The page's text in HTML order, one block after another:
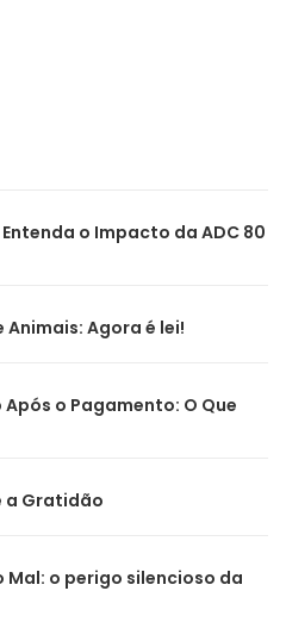
o Impacto da ADC 80
Agora é lei!
o Pagamento: O Que
a Gratidão
Mal: o perigo silencioso da